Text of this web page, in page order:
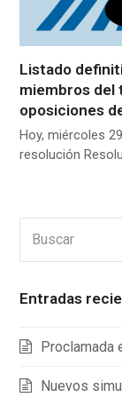
Listado
miembros del
oposiciones
Hoy, miércoles
resolución
Entradas
Proclamada
Nuevos